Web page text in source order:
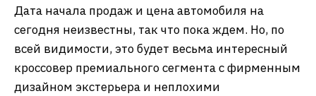
Дата начала продаж и цена автомобиля на
сегодня неизвестны, так что пока ждем. Но, по
всей видимости, это будет весьма интересный
кроссовер премиального сегмента с фирменным
дизайном экстерьера и неплохими